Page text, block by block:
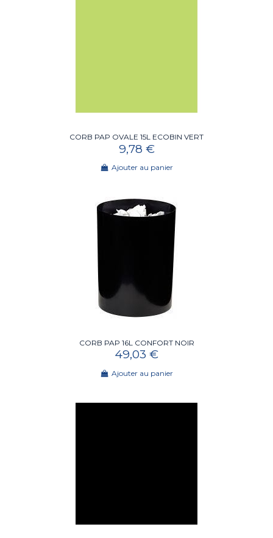
CORB PAP OVALE 15L ECOBIN VERT
9,78 €
Ajouter au panier
CORB PAP 16L CONFORT NOIR
49,03 €
Ajouter au panier